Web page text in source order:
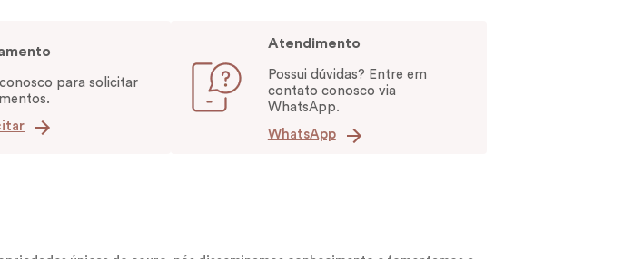
conosco para solicitar
Atendimento
Possui dúvidas? Entre em
contato conosco via
WhatsApp.
WhatsApp